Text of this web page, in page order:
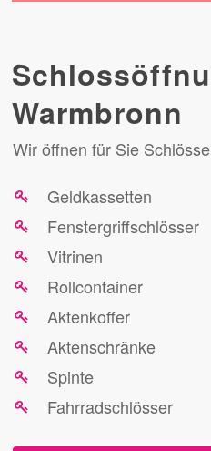
Warmbronn
Wir öffnen für Sie
Geldkassetten
Fenstergriffschlösser
Vitrinen
Rollcontainer
Aktenkoffer
Aktenschränke
Spinte
Fahrradschlösser